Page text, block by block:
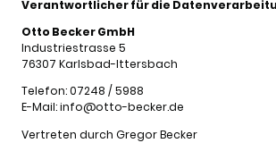
Verantwortlicher für die
Otto Becker GmbH
Industriestrasse 5
76307 Karlsbad-Ittersbach
Telefon: 07248 / 5988
E-Mail: info@otto-becker.de
Vertreten durch Gregor Becker